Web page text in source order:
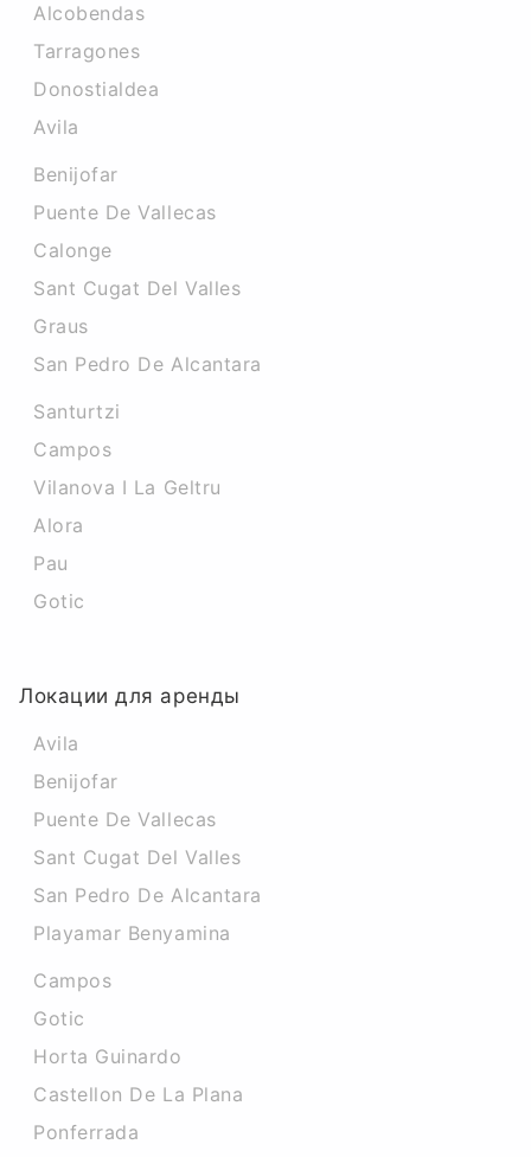
Alcobendas
Tarragones
Donostialdea
Avila
Benijofar
Puente De Vallecas
Calonge
Sant Cugat Del Valles
Graus
San Pedro De Alcantara
Santurtzi
Campos
Vilanova I La Geltru
Alora
Pau
Gotic
Локации для аренды
Avila
Benijofar
Puente De Vallecas
Sant Cugat Del Valles
San Pedro De Alcantara
Playamar Benyamina
Campos
Gotic
Horta Guinardo
Castellon De La Plana
Ponferrada